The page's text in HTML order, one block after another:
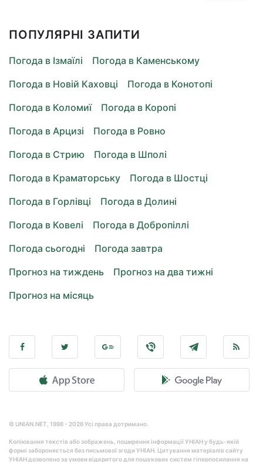
ПОПУЛЯРНІ ЗАПИТИ
Погода в Ізмаїлі
Погода в Каменському
Погода в Новій Каховці
Погода в Конотопі
Погода в Коломиї
Погода в Коропі
Погода в Арцизі
Погода в Ровно
Погода в Стрию
Погода в Шполі
Погода в Краматорську
Погода в Шостці
Погода в Горлівці
Погода в Долині
Погода в Ковелі
Погода в Добропіллі
Погода сьогодні
Погода завтра
Прогноз на тиждень
Прогноз на два тижні
Прогноз на місяць
© UNIAN.NET, 1998 - 2026 Усі права дотримано.
Копіювання текстів або зображень, поширення інформації УНІАН у будь-якій
формі забороняється без письмової згоди УНІАН. Цитування матеріалів сайту
УНІАН дозволено за умови відкритого для пошукових систем гіперпосилання на